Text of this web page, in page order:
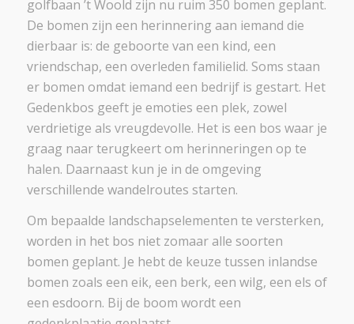
golfbaan ’t Woold zijn nu ruim 350 bomen geplant.
De bomen zijn een herinnering aan iemand die
dierbaar is: de geboorte van een kind, een
vriendschap, een overleden familielid. Soms staan
er bomen omdat iemand een bedrijf is gestart. Het
Gedenkbos geeft je emoties een plek, zowel
verdrietige als vreugdevolle. Het is een bos waar je
graag naar terugkeert om herinneringen op te
halen. Daarnaast kun je in de omgeving
verschillende wandelroutes starten.
Om bepaalde landschapselementen te versterken,
worden in het bos niet zomaar alle soorten
bomen geplant. Je hebt de keuze tussen inlandse
bomen zoals een eik, een berk, een wilg, een els of
een esdoorn. Bij de boom wordt een